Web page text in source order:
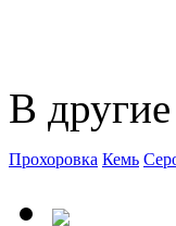
В
Прохоровка Кемь